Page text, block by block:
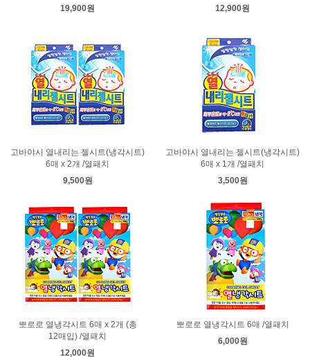
19,900원
12,900원
고바야시 열내리는 젤시트(냉각시트)
6매 x 2개 /열패치
9,500원
고바야시 열내리는 젤시트(냉각시트)
6매 x 1개 /열패치
3,500원
뽀로로 열냉각시트 6매 x 2개 (총
12매입) /열패치
12,000원
뽀로로 열냉각시트 6매 /열패치
6,000원